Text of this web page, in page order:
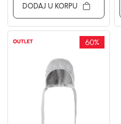
DODAJ U KORPU
60%